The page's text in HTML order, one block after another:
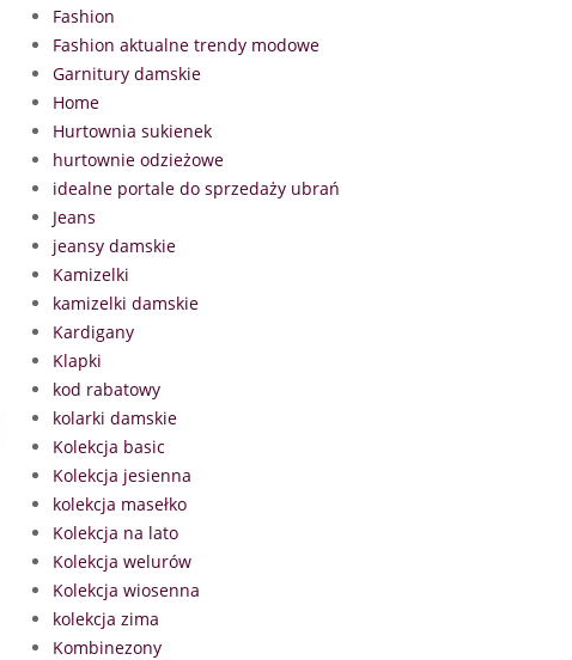
Fashion
Fashion aktualne trendy modowe
Garnitury damskie
Home
Hurtownia sukienek
hurtownie odzieżowe
idealne portale do sprzedaży ubrań
Jeans
jeansy damskie
Kamizelki
kamizelki damskie
Kardigany
Klapki
kod rabatowy
kolarki damskie
Kolekcja basic
Kolekcja jesienna
kolekcja masełko
Kolekcja na lato
Kolekcja welurów
Kolekcja wiosenna
kolekcja zima
Kombinezony